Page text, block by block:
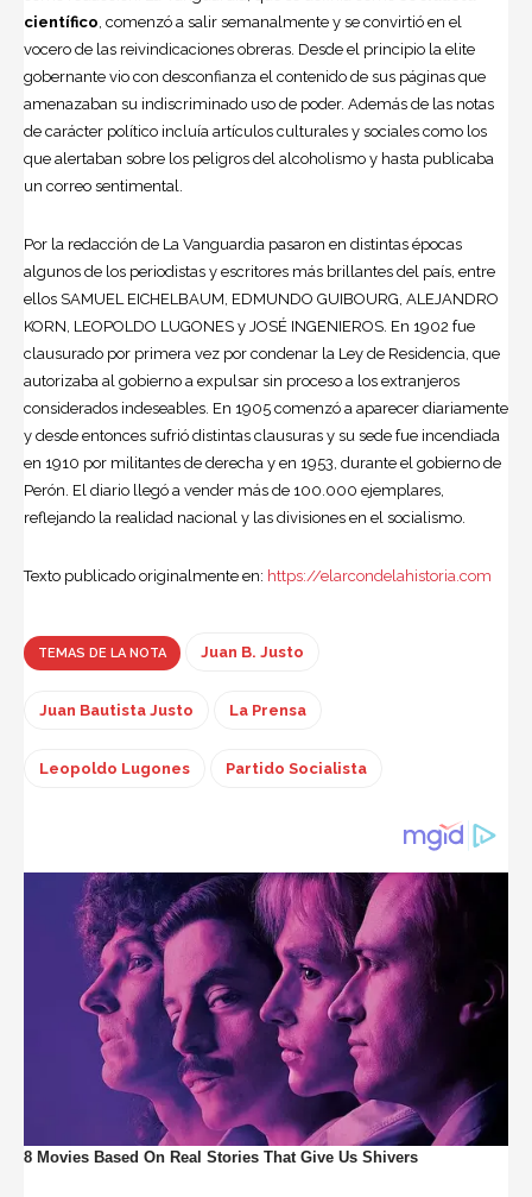
científico, comenzó a salir semanalmente y se convirtió en el
vocero de las reivindicaciones obreras. Desde el principio la elite
gobernante vio con desconfianza el contenido de sus páginas que
amenazaban su indiscriminado uso de poder. Además de las notas
de carácter político incluía artículos culturales y sociales como los
que alertaban sobre los peligros del alcoholismo y hasta publicaba
un correo sentimental.
Por la redacción de La Vanguardia pasaron en distintas épocas
algunos de los periodistas y escritores más brillantes del país, entre
ellos SAMUEL EICHELBAUM, EDMUNDO GUIBOURG, ALEJANDRO
KORN, LEOPOLDO LUGONES y JOSÉ INGENIEROS. En 1902 fue
clausurado por primera vez por condenar la Ley de Residencia, que
autorizaba al gobierno a expulsar sin proceso a los extranjeros
considerados indeseables. En 1905 comenzó a aparecer diariamente
y desde entonces sufrió distintas clausuras y su sede fue incendiada
en 1910 por militantes de derecha y en 1953, durante el gobierno de
Perón. El diario llegó a vender más de 100.000 ejemplares,
reflejando la realidad nacional y las divisiones en el socialismo.
Texto publicado originalmente en: https://elarcondelahistoria.com
TEMAS DE LA NOTA Juan B. Justo
Juan Bautista Justo La Prensa
Leopoldo Lugones Partido Socialista